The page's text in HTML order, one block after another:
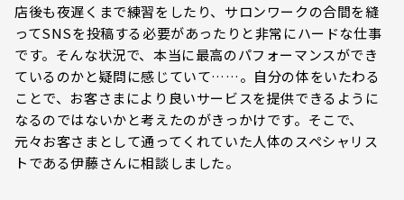
店後も夜遅くまで練習をしたり、サロンワークの合間を縫
ってSNSを投稿する必要があったりと非常にハードな仕事
です。そんな状況で、本当に最高のパフォーマンスができ
ているのかと疑問に感じていて……。自分の体をいたわる
ことで、お客さまにより良いサービスを提供できるように
なるのではないかと考えたのがきっかけです。そこで、
元々お客さまとして通ってくれていた人体のスペシャリス
トである伊藤さんに相談しました。